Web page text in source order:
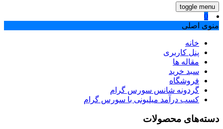
toggle menu
0
منوی اصلی
خانه
پنل کاربری
مقاله ها
سبد خرید
فروشگاه
گردونه شانس سورس گرام
کسب درآمد میلیونی با سورس گرام
دسته‌های محصولات